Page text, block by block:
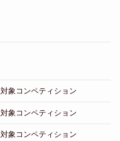
象コンペティション
象コンペティション
象コンペティション